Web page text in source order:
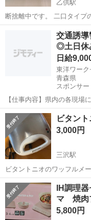
乙供駅
断捨離中です。 二口タイプ
りますが、 簡易清掃して、
用していました。 ノーク
乙供駅
交通誘導
◎土日休
日給
東洋ワー
青森県
スポンサ
【仕事内容】県内の各現場
誘導 一般車両の誘導 工事
ことは特にありません 土日
能なので 無理なく働けます
アルバイト・パート / 契約
ビタン
3,000円
三沢駅
ビタントニオのワッフルメ
くても問題無く使用可能で
付けします。
青森 三沢市 三沢駅
IH調理
マ 焼肉
5,800円